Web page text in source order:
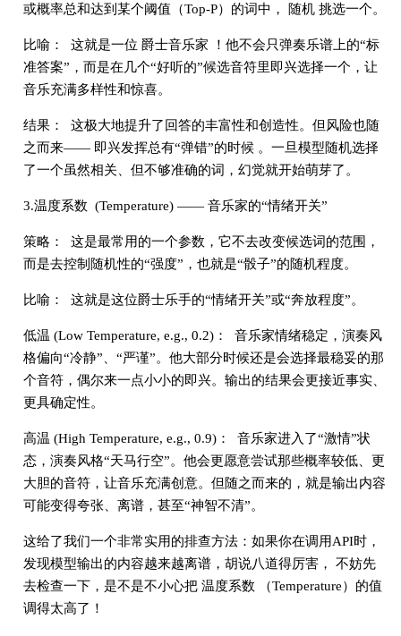
或概率总和达到某个阈值（Top-P）的词中， 随机 挑选一个。
比喻： 这就是一位 爵士音乐家 ！他不会只弹奏乐谱上的“标
准答案”，而是在几个“好听的”候选音符里即兴选择一个，让
音乐充满多样性和惊喜。
结果： 这极大地提升了回答的丰富性和创造性。但风险也随
之而来—— 即兴发挥总有“弹错”的时候 。一旦模型随机选择
了一个虽然相关、但不够准确的词，幻觉就开始萌芽了。
3.温度系数 (Temperature) —— 音乐家的“情绪开关”
策略： 这是最常用的一个参数，它不去改变候选词的范围，
而是去控制随机性的“强度”，也就是“骰子”的随机程度。
比喻： 这就是这位爵士乐手的“情绪开关”或“奔放程度”。
低温 (Low Temperature, e.g., 0.2)： 音乐家情绪稳定，演奏风
格偏向“冷静”、“严谨”。他大部分时候还是会选择最稳妥的那
个音符，偶尔来一点小小的即兴。输出的结果会更接近事实、
更具确定性。
高温 (High Temperature, e.g., 0.9)： 音乐家进入了“激情”状
态，演奏风格“天马行空”。他会更愿意尝试那些概率较低、更
大胆的音符，让音乐充满创意。但随之而来的，就是输出内容
可能变得夸张、离谱，甚至“神智不清”。
这给了我们一个非常实用的排查方法：如果你在调用API时，
发现模型输出的内容越来越离谱，胡说八道得厉害， 不妨先
去检查一下，是不是不小心把 温度系数 （Temperature）的值
调得太高了！